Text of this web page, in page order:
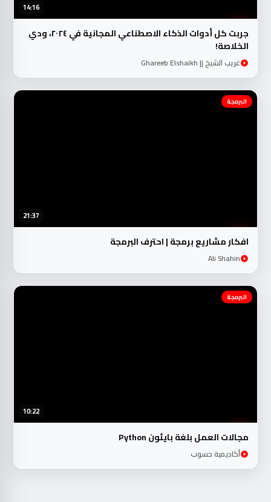
14:16
جربت كل أدوات الذكاء الاصطناعي المجانية في ٢٠٢٤، ودي
الخلاصة!
غريب الشيخ || Ghareeb Elshaikh
21:37
البرمجة
افكار مشاريع برمجة | احترف البرمجة
Ali Shahin
10:22
البرمجة
مجالات العمل بلغة بايثون Python
أكاديمية حسوب